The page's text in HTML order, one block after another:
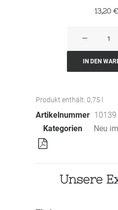
13,20 €
IN DEN
Produkt enthält: 0,75
Artikelnummer 10139
Kategorien
Neu
Unsere